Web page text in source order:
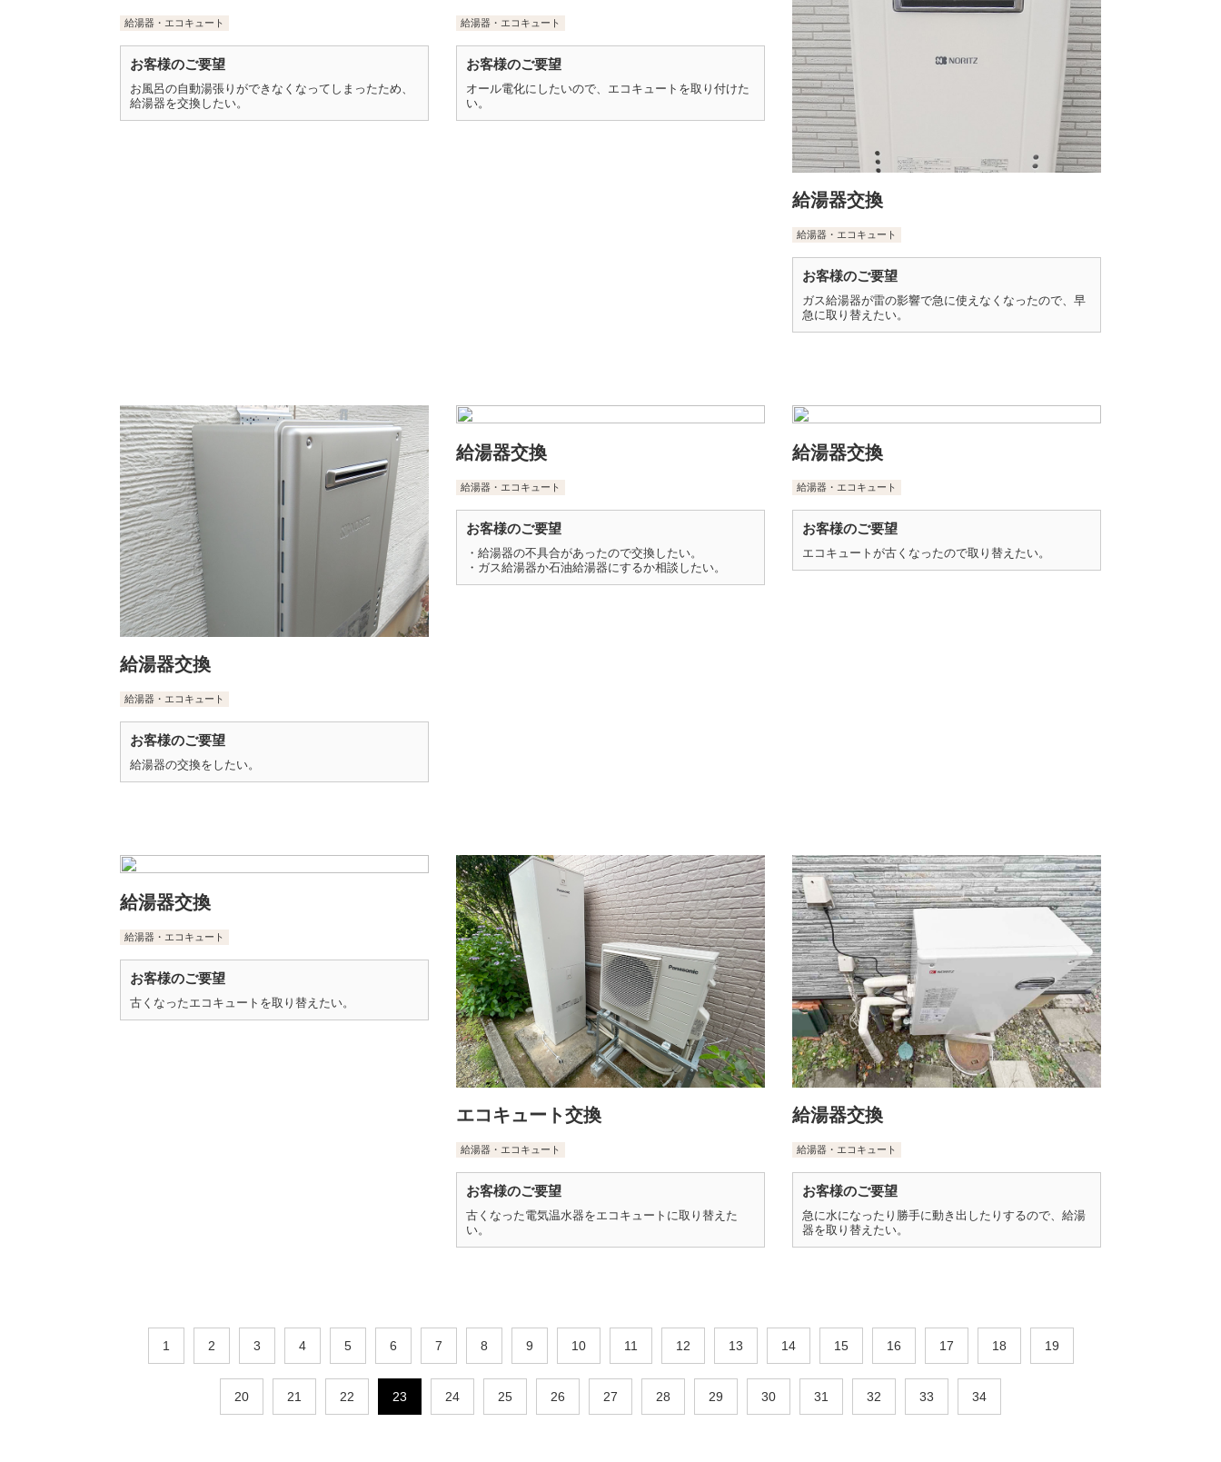
給湯器・エコキュート
お客様のご要望
お風呂の自動湯張りができなくなってしまったため、
給湯器を交換したい。
給湯器・エコキュート
お客様のご要望
オール電化にしたいので、エコキュートを取り付けた
い。
給湯器交換
給湯器・エコキュート
お客様のご要望
ガス給湯器が雷の影響で急に使えなくなったので、早
急に取り替えたい。
給湯器交換
給湯器・エコキュート
お客様のご要望
給湯器の交換をしたい。
給湯器交換
給湯器・エコキュート
お客様のご要望
・給湯器の不具合があったので交換したい。
・ガス給湯器か石油給湯器にするか相談したい。
給湯器交換
給湯器・エコキュート
お客様のご要望
エコキュートが古くなったので取り替えたい。
給湯器交換
給湯器・エコキュート
お客様のご要望
古くなったエコキュートを取り替えたい。
エコキュート交換
給湯器・エコキュート
お客様のご要望
古くなった電気温水器をエコキュートに取り替えた
い。
給湯器交換
給湯器・エコキュート
お客様のご要望
急に水になったり勝手に動き出したりするので、給湯
器を取り替えたい。
1 2 3 4 5 6 7 8 9 10 11 12 13 14 15 16 17 18 19
20 21 22 23 24 25 26 27 28 29 30 31 32 33 34